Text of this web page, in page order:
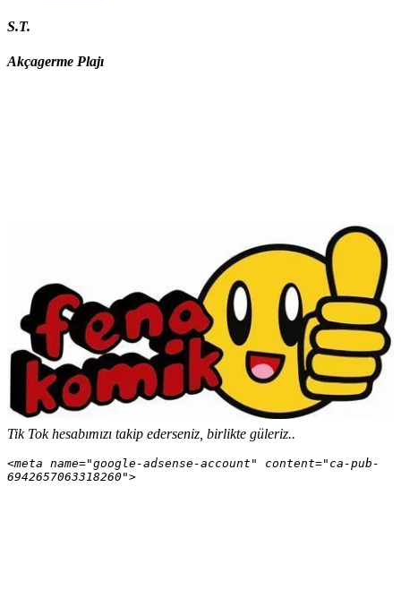
S.T.
Akçagerme Plajı
Tik Tok hesabımızı takip ederseniz, birlikte güleriz..
<meta name="google-adsense-account" content="ca-pub-
6942657063318260">